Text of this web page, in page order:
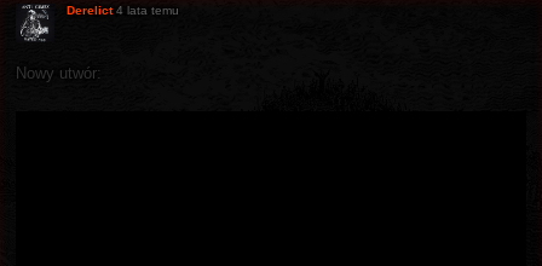
Derelict 4 lata temu
Nowy utwór: